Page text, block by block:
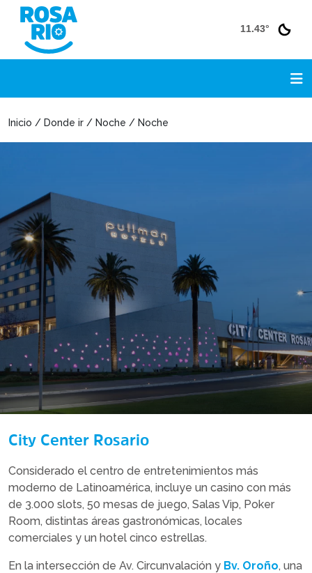
11.43°
Inicio / Donde ir / Noche / Noche
City Center Rosario
Considerado el centro de entretenimientos más
moderno de Latinoamérica, incluye un casino con más
de 3.000 slots, 50 mesas de juego, Salas Vip, Poker
Room, distintas áreas gastronómicas, locales
comerciales y un hotel cinco estrellas.
En la intersección de Av. Circunvalación y Bv. Oroño, una